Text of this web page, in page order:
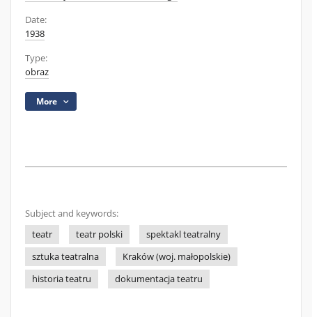
Date:
1938
Type:
obraz
More
Subject and keywords:
teatr
teatr polski
spektakl teatralny
sztuka teatralna
Kraków (woj. małopolskie)
historia teatru
dokumentacja teatru